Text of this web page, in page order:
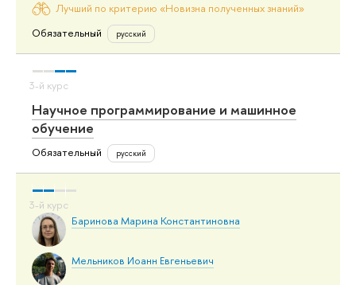
Лучший по критерию «Новизна полученных знаний»
Обязательный
русский
Научное программирование и машинное
обучение
Обязательный русский
Баринова Марина Константиновна
Мельников Иоанн Евгеньевич